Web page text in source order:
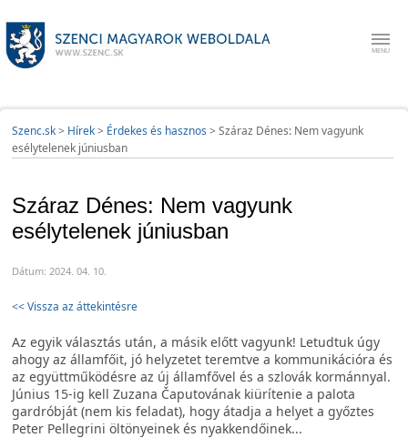
Szenc.sk> Hírek> Érdekes és hasznos > Száraz Dénes: Nem vagyunk
esélytelenek júniusban
Száraz Dénes: Nem vagyunk
esélytelenek júniusban
Dátum: 2024. 04. 10.
<< Vissza az áttekintésre
Az egyik választás után, a másik előtt vagyunk! Letudtuk úgy
ahogy az államfőit, jó helyzetet teremtve a kommunikációra és
az együttműködésre az új államfővel és a szlovák kormánnyal.
Június 15-ig kell Zuzana Čaputovának kiürítenie a palota
gardróbját (nem kis feladat), hogy átadja a helyet a győztes
Peter Pellegrini öltönyeinek és nyakkendőinek...